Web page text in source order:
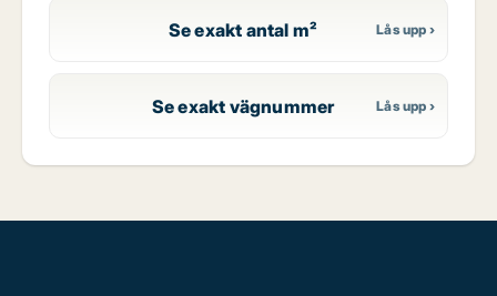
Se exakt antal m²
Se exakt vägnummer